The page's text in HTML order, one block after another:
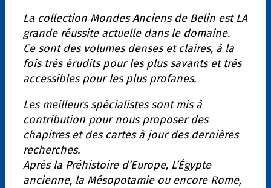
La collection Mondes Anciens de Belin est LA
grande réussite actuelle dans le domaine.
Ce sont des volumes denses et claires, à la
fois très érudits pour les plus savants et très
accessibles pour les plus profanes.
Les meilleurs spécialistes sont mis à
contribution pour nous proposer des
chapitres et des cartes à jour des dernières
recherches.
Après la Préhistoire d’Europe, L’Égypte
ancienne, la Mésopotamie ou encore Rome,